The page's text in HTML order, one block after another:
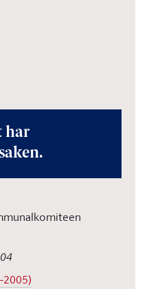
har
2005)